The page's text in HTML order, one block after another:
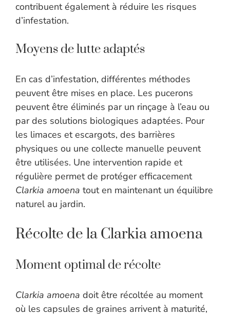
contribuent également à réduire les risques
d’infestation.
Moyens de lutte adaptés
En cas d’infestation, différentes méthodes
peuvent être mises en place. Les pucerons
peuvent être éliminés par un rinçage à l’eau ou
par des solutions biologiques adaptées. Pour
les limaces et escargots, des barrières
physiques ou une collecte manuelle peuvent
être utilisées. Une intervention rapide et
régulière permet de protéger efficacement
Clarkia amoena tout en maintenant un équilibre
naturel au jardin.
Récolte de la Clarkia amoena
Moment optimal de récolte
Clarkia amoena doit être récoltée au moment
où les capsules de graines arrivent à maturité,